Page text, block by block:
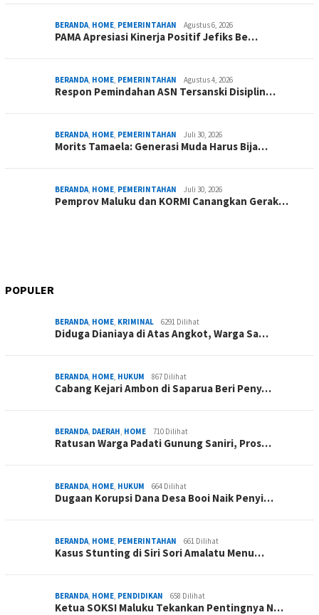
BERANDA HOME PEMERINTAHAN Agustus 6, 2026
PAMA Apresiasi Kinerja Positif Jefiks Be…
BERANDA HOME PEMERINTAHAN Agustus 4, 2026
Respon Pemindahan ASN Tersanski Disiplin…
BERANDA HOME PEMERINTAHAN Juli 30, 2026
Morits Tamaela: Generasi Muda Harus Bija…
BERANDA HOME PEMERINTAHAN Juli 30, 2026
Pemprov Maluku dan KORMI Canangkan Gerak…
POPULER
BERANDA HOME KRIMINAL 6291 Dilihat
Diduga Dianiaya di Atas Angkot, Warga Sa…
BERANDA HOME HUKUM 867 Dilihat
Cabang Kejari Ambon di Saparua Beri Peny…
BERANDA DAERAH HOME 710 Dilihat
Ratusan Warga Padati Gunung Saniri, Pros…
BERANDA HOME HUKUM 664 Dilihat
Dugaan Korupsi Dana Desa Booi Naik Penyi…
BERANDA HOME PEMERINTAHAN 661 Dilihat
Kasus Stunting di Siri Sori Amalatu Menu…
BERANDA HOME PENDIDIKAN 658 Dilihat
Ketua SOKSI Maluku Tekankan Pentingnya N…